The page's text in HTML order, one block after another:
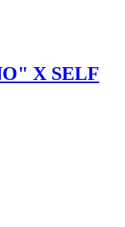
X SELF